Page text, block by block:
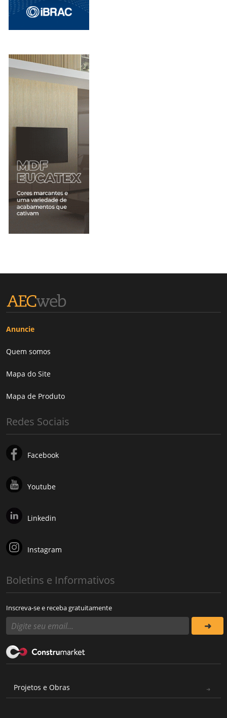
Anuncie
Quem somos
Mapa do Site
Mapa de Produto
Redes Sociais
Facebook
Youtube
Linkedin
Instagram
Boletins e Informativos
Inscreva-se e receba gratuitamente
Projetos e Obras